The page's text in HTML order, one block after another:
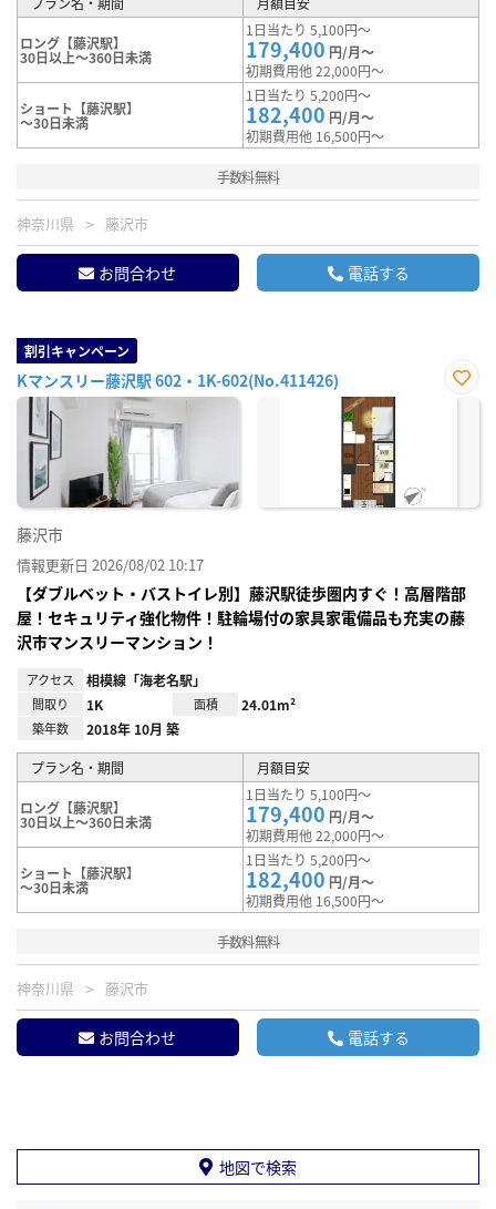
ロング【藤沢駅】
30日以上～360日未満
1日当たり 5,100円～
179,400 円/月～
初期費用他 22,000円～
ショート【藤沢駅】
～30日未満
1日当たり 5,200円～
182,400 円/月～
初期費用他 16,500円～
手数料無料
神奈川県 藤沢市
お問合わせ 電話する
割引キャンペーン
Kマンスリー藤沢駅 602・1K-602(No.411426)
お気
藤沢市
情報更新日 2026/08/02 10:17
【ダブルベット・バストイレ別】藤沢駅徒歩圏内すぐ！高層階部
屋！セキュリティ強化物件！駐輪場付の家具家電備品も充実の藤
沢市マンスリーマンション！
アクセス 相模線「海老名駅」
間取り 1K 面積 24.01m²
築年数 2018年 10月 築
プラン名・期間 月額目安
ロング【藤沢駅】
30日以上～360日未満
1日当たり 5,100円～
179,400 円/月～
初期費用他 22,000円～
ショート【藤沢駅】
～30日未満
1日当たり 5,200円～
182,400 円/月～
初期費用他 16,500円～
手数料無料
神奈川県 藤沢市
お問合わせ 電話する
地図で検索